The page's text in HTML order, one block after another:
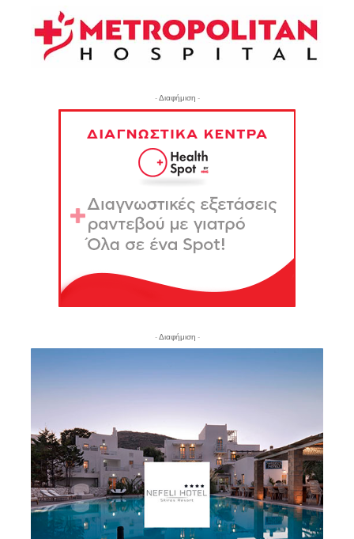
- Διαφήμιση -
- Διαφήμιση -